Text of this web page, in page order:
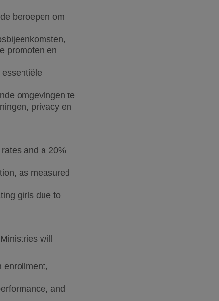
beroepen om
promoten en
omgevingen te
privacy en
and a 20%
as measured
girls due to
will
enrollment,
and